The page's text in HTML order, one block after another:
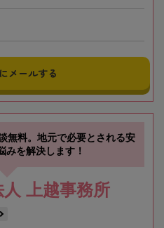
メールする
無料。地元で必要とされる安
みを解決します！
上越事務所